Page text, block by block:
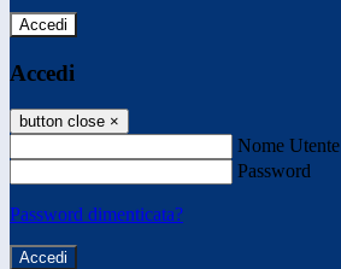
Accedi
Accedi
button close ×
Nome Utente
Password
Password dimenticata?